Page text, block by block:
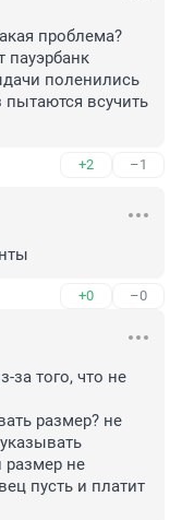
проблема?
пауэрбанк
поленились
всучить
+2 –1
+0 –0
за того, что не
размер? не
размер не
пусть и платит